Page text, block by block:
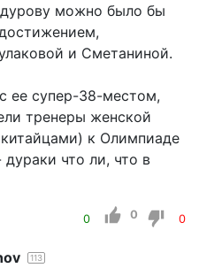
можно было бы
и Сметаниной.
ее супер-38-местом,
тренеры женской
к Олимпиаде
что ли, что в
0 0 0
113